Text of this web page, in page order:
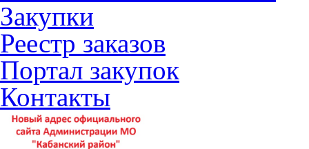
Закупки
Реестр заказов
Портал закупок
Контакты